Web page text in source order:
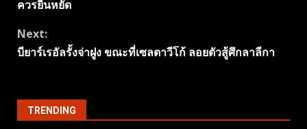
ควรยืนหยัด
Next:
บียาร์เรอัลรั้งจ่าฝูง ขณะที่เซลตาวีโก้ ลอยตัวสู้ศึกลาลีกา
TRENDING